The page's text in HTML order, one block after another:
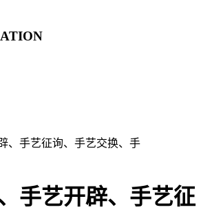
、手艺征询、手艺交换、手
手艺开辟、手艺征